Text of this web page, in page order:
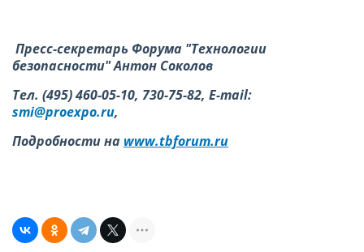
Пресс-секретарь Форума "Технологии
безопасности" Антон Соколов
Тел. (495)460-05-10, 730-75-82, E-mail:
smi@proexpo.ru,
Подробности на www.tbforum.ru